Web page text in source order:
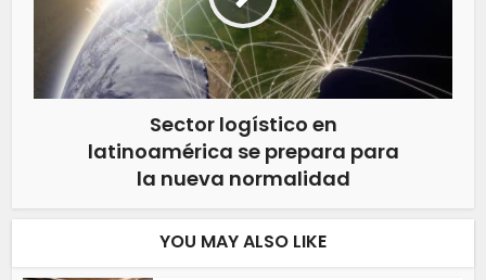
Sector logístico en
latinoamérica se prepara para
la nueva normalidad
YOU MAY ALSO LIKE